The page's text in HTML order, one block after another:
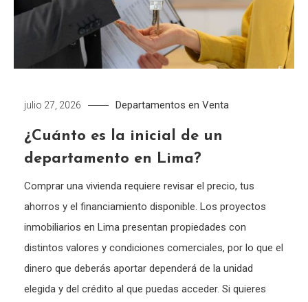
julio 27, 2026 Departamentos en Venta
¿Cuánto es la inicial de un
departamento en Lima?
Comprar una vivienda requiere revisar el precio, tus
ahorros y el financiamiento disponible. Los proyectos
inmobiliarios en Lima presentan propiedades con
distintos valores y condiciones comerciales, por lo que el
dinero que deberás aportar dependerá de la unidad
elegida y del crédito al que puedas acceder. Si quieres